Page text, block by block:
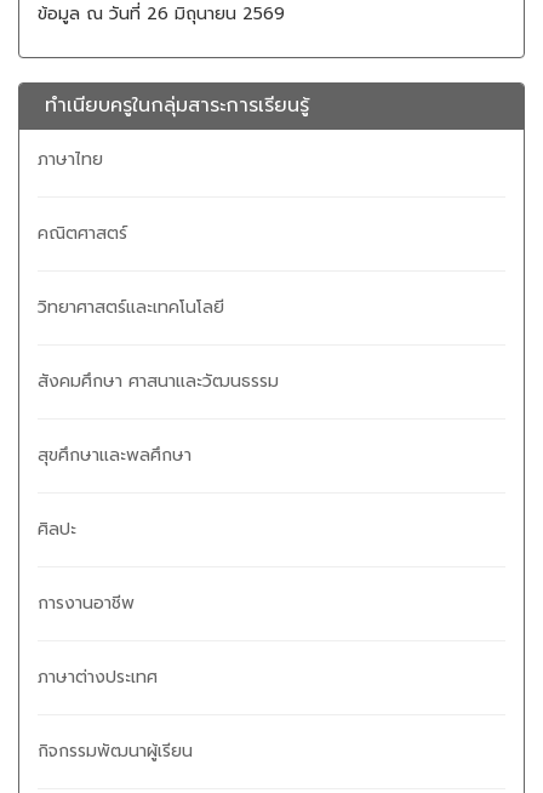
ข้อมูล ณ วันที่ 26 มิถุนายน 2569
ทำเนียบครูในกลุ่มสาระการเรียนรู้
ภาษาไทย
คณิตศาสตร์
วิทยาศาสตร์และเทคโนโลยี
สังคมศึกษา ศาสนาและวัฒนธรรม
สุขศึกษาและพลศึกษา
ศิลปะ
การงานอาชีพ
ภาษาต่างประเทศ
กิจกรรมพัฒนาผู้เรียน